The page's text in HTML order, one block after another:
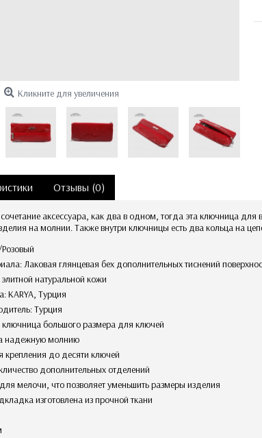
Кликните для увеличения
Отзывы (0)
сочетание аксессуара, как два в одном, тогда эта ключница
на молнии. Также внутри ключницы есть два кольца на
Розовый
Лаковая глянцевая бех дополнительных тиснений
элитной натуральной кожи
KARYA, Турция
Турция
ключница большого размера для ключей
надежную молнию
крепления до десяти ключей
дополнительных отделений
для мелочи, что позволяет уменьшить размеры изделия
изготовлена из прочной ткани